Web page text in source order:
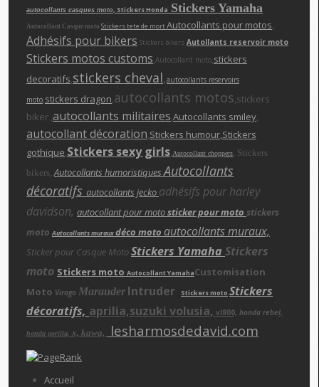
autocollants casques moto, Stickers Honda Stickers Yamaha
Autocollant Casque moto Stickers tete de mortAutocollants pour motos,
Adhésifs pour bikers Stickers bikers Autollants reservoir moto
Stickers motos customs,Autocollant moto,stickers
decoratifs,stickers cheval,autocollants reservoirs
moto,stickers dragon,autocollants motos,stickers
biker ,autocollants militaires,Autocollants smiley,
autocollant décoration,Stickers humour,Stickers
gothique,Stickers sexy girls,Autocollant choppers, Stickers
bikers,Autocollants humoristiquesAutocollants
décoratifs autocollants jecko adhésifs pour harley
davidson, autocollant pour motosticker pour moto stickers
motoAutocollants murauxdéco moto autocollants muraux,
Sticker pour Casque MotoStickers Yamaha Stickers
moto Stickers moto Autocollant YamahaCustomisation
Moto Virago Marauder Intruder Stickers moto Stickers
décoratifs, aprilia,suzuki volusia, vl800, honda rebel,
honda gorilla, x, kawa, lesharmosdedavid.com
Accueil